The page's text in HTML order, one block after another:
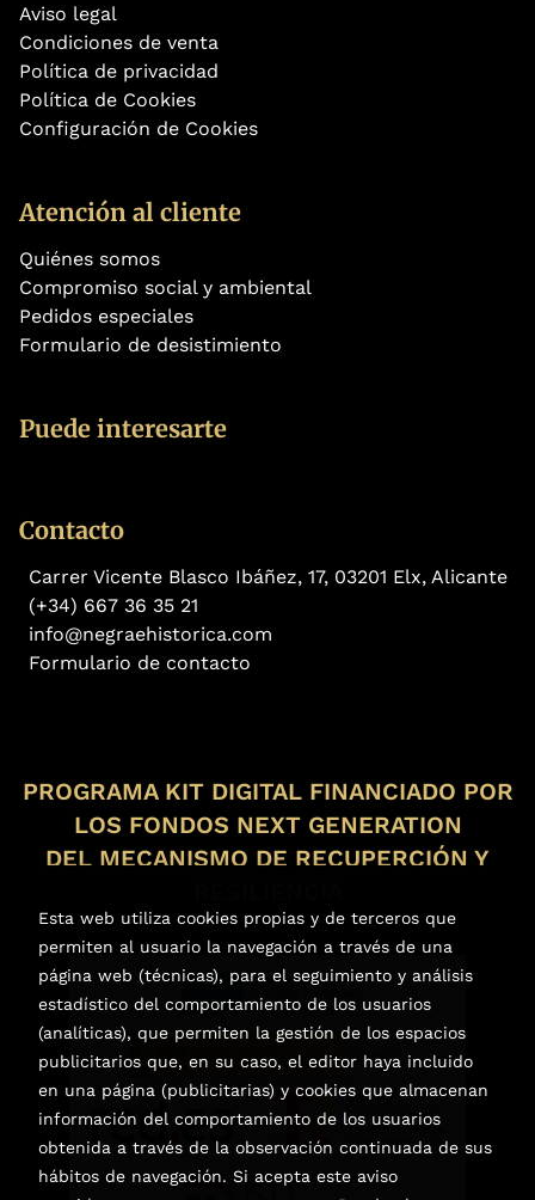
Aviso legal
Condiciones de venta
Política de privacidad
Política de Cookies
Configuración de Cookies
Atención al cliente
Quiénes somos
Compromiso social y ambiental
Pedidos especiales
Formulario de desistimiento
Puede interesarte
Contacto
Carrer Vicente Blasco Ibáñez, 17, 03201 Elx, Alicante
(+34) 667 36 35 21
info@negraehistorica.com
Formulario de contacto
PROGRAMA KIT DIGITAL FINANCIADO POR
LOS FONDOS NEXT GENERATION
DEL MECANISMO DE RECUPERCIÓN Y
Esta web utiliza cookies propias y de terceros que
permiten al usuario la navegación a través de una
página web (técnicas), para el seguimiento y análisis
estadístico del comportamiento de los usuarios
(analíticas), que permiten la gestión de los espacios
publicitarios que, en su caso, el editor haya incluido
en una página (publicitarias) y cookies que almacenan
información del comportamiento de los usuarios
obtenida a través de la observación continuada de sus
hábitos de navegación. Si acepta este aviso